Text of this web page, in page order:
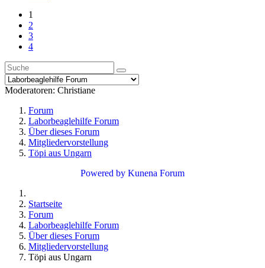
1
2
3
4
Moderatoren: Christiane
Forum
Laborbeaglehilfe Forum
Über dieses Forum
Mitgliedervorstellung
Töpi aus Ungarn
Powered by Kunena Forum
Startseite
Forum
Laborbeaglehilfe Forum
Über dieses Forum
Mitgliedervorstellung
Töpi aus Ungarn